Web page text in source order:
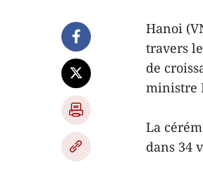
Hanoi
travers
de
ministre
La
dans 34